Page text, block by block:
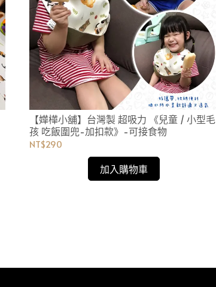
【嬅樺小舖】台灣製 超吸力 《兒童 / 小型毛
孩 吃飯圍兜-加扣款》-可接食物
NT$290
加入購物車